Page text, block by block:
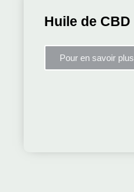
Huile de CBD
Pour en savoir plus